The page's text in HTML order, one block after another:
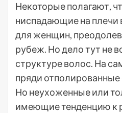
Некоторые полагают,
ниспадающие на плечи
для женщин,
рубеж. Но дело тут не
структуре волос. На
пряди
Но неухоженные или
имеющие тенденцию к